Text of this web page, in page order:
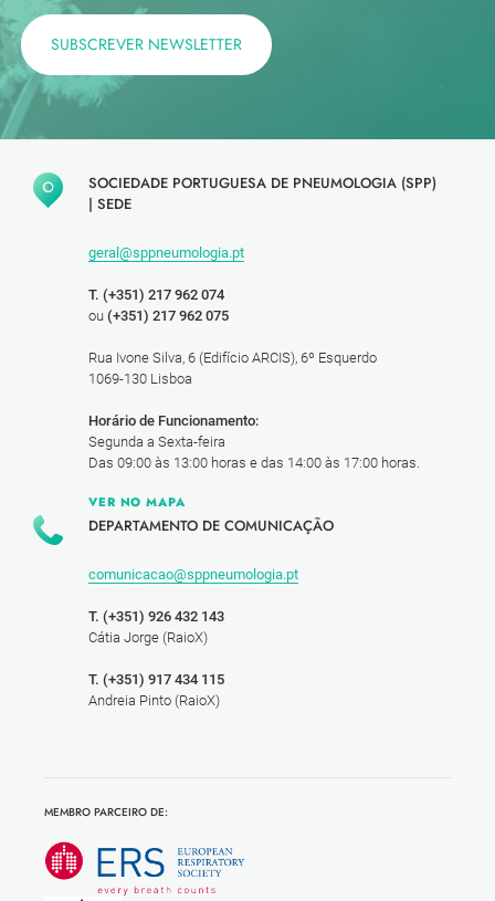
SUBSCREVER NEWSLETTER
SOCIEDADE PORTUGUESA DE PNEUMOLOGIA (SPP)
| SEDE
geral@sppneumologia.pt
T. (+351) 217 962 074
ou (+351) 217 962 075
Rua Ivone Silva, 6 (Edifício ARCIS), 6º Esquerdo
1069-130 Lisboa
Horário de Funcionamento:
Segunda a Sexta-feira
Das 09:00 às 13:00 horas e das 14:00 às 17:00 horas.
VER NO MAPA
DEPARTAMENTO DE COMUNICAÇÃO
comunicacao@sppneumologia.pt
T. (+351) 926 432 143
Cátia Jorge (RaioX)
T. (+351) 917 434 115
Andreia Pinto (RaioX)
MEMBRO PARCEIRO DE: